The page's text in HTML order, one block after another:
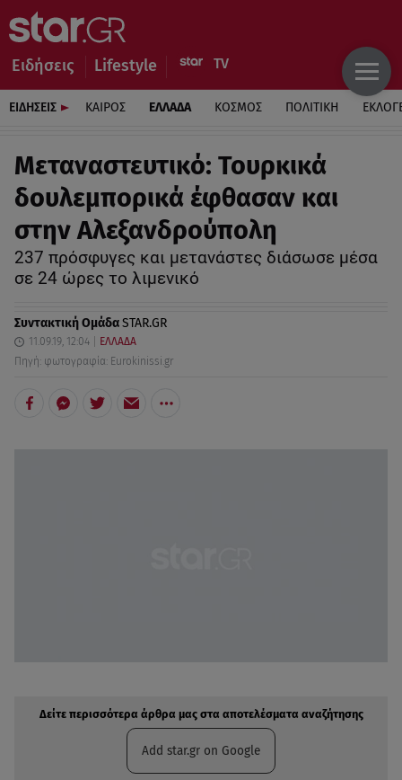
Ειδήσεις Lifestyle
ΕΙΔΗΣΕΙΣ ΚΑΙΡΟΣ ΕΛΛΑΔΑ ΚΟΣΜΟΣ ΠΟΛΙΤΙΚΗ
Μεταναστευτικό: Τουρκικά
δουλεμπορικά έφθασαν και
στην Αλεξανδρούπολη
237 πρόσφυγες και μετανάστες διάσωσε μέσα
σε 24 ώρες το λιμενικό
Συντακτική ΟμάδαSTAR.GR
11.09.19, 12:04
ΕΛΛΑΔΑ
Πηγή: φωτογραφία: Eurokinissi.gr
Δείτε περισσότερα άρθρα μας στα αποτελέσματα αναζήτησης
Add star.gr on Google